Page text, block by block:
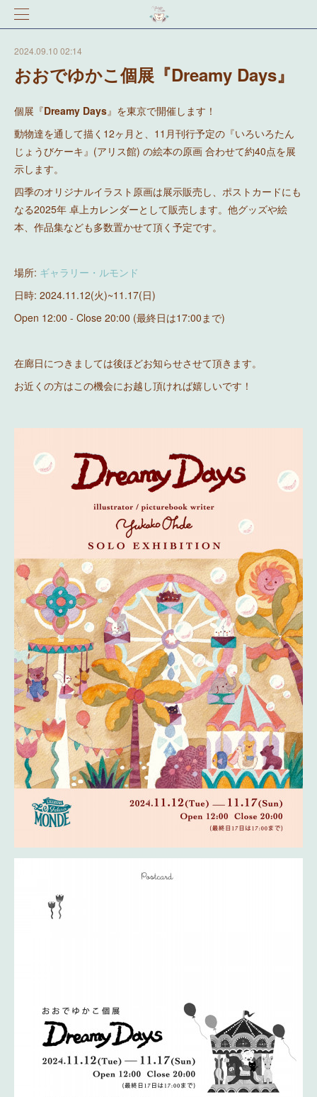
2024.09.10 02:14
おおでゆかこ個展『Dreamy Days』
個展『Dreamy Days』を東京で開催します！
動物達を通して描く12ヶ月と、11月刊行予定の『いろいろたん
じょうびケーキ』(アリス館) の絵本の原画 合わせて約40点を展
示します。
四季のオリジナルイラスト原画は展示販売し、ポストカードにも
なる2025年 卓上カレンダーとして販売します。他グッズや絵
本、作品集なども多数置かせて頂く予定です。
場所: ギャラリー・ルモンド
日時: 2024.11.12(火)~11.17(日)
Open 12:00 - Close 20:00 (最終日は17:00まで)
在廊日につきましては後ほどお知らせさせて頂きます。
お近くの方はこの機会にお越し頂ければ嬉しいです！